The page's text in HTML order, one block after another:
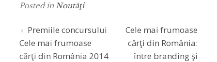
Posted inNoutăţi
Post
navigation
Premiile concursului
Cele mai frumoase
cărţi din România 2014
Cele mai frumoase
cărţi din România:
între branding şi